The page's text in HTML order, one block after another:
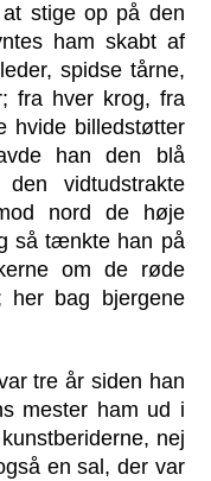
stige op på den
ham skabt af
spidse tårne,
fra hver krog, fra
hvide billedstøtter
han den blå
vidtudstrakte
nord de høje
så tænkte han på
om de røde
bag bjergene
tre år siden han
mester ham ud i
nej
en sal, der var